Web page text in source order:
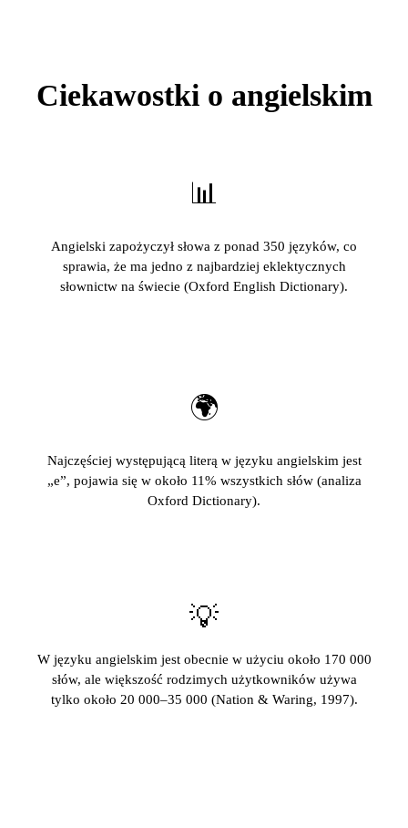
Ciekawostki o angielskim
📊
Angielski zapożyczył słowa z ponad 350 języków, co
sprawia, że ma jedno z najbardziej eklektycznych
słownictw na świecie (Oxford English Dictionary).
🌍
Najczęściej występującą literą w języku angielskim jest
„e”, pojawia się w około 11% wszystkich słów (analiza
Oxford Dictionary).
💡
W języku angielskim jest obecnie w użyciu około 170 000
słów, ale większość rodzimych użytkowników używa
tylko około 20 000–35 000 (Nation & Waring, 1997).